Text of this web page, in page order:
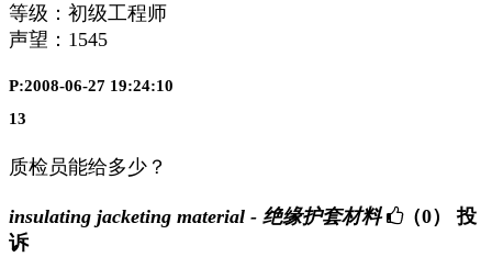
等级：初级工程师
声望： 1545
P:2008-06-27 19:24:10
13
质检员能给多少？
insulating jacketing material - 绝缘护套材料 （0）
投
诉